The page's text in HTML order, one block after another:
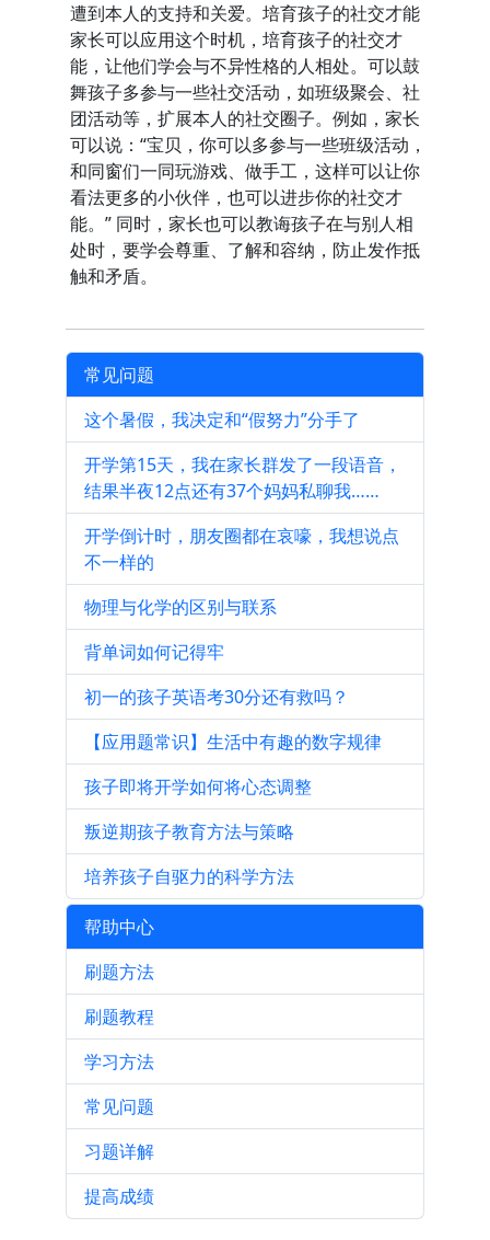
遭到本人的支持和关爱。培育孩子的社交才能
家长可以应用这个时机，培育孩子的社交才
能，让他们学会与不异性格的人相处。可以鼓
舞孩子多参与一些社交活动，如班级聚会、社
团活动等，扩展本人的社交圈子。例如，家长
可以说：“宝贝，你可以多参与一些班级活动，
和同窗们一同玩游戏、做手工，这样可以让你
看法更多的小伙伴，也可以进步你的社交才
能。” 同时，家长也可以教诲孩子在与别人相
处时，要学会尊重、了解和容纳，防止发作抵
触和矛盾。
常见问题
这个暑假，我决定和“假努力”分手了
开学第15天，我在家长群发了一段语音，
结果半夜12点还有37个妈妈私聊我……
开学倒计时，朋友圈都在哀嚎，我想说点
不一样的
物理与化学的区别与联系
背单词如何记得牢
初一的孩子英语考30分还有救吗？
【应用题常识】生活中有趣的数字规律
孩子即将开学如何将心态调整
叛逆期孩子教育方法与策略
培养孩子自驱力的科学方法
帮助中心
刷题方法
刷题教程
学习方法
常见问题
习题详解
提高成绩